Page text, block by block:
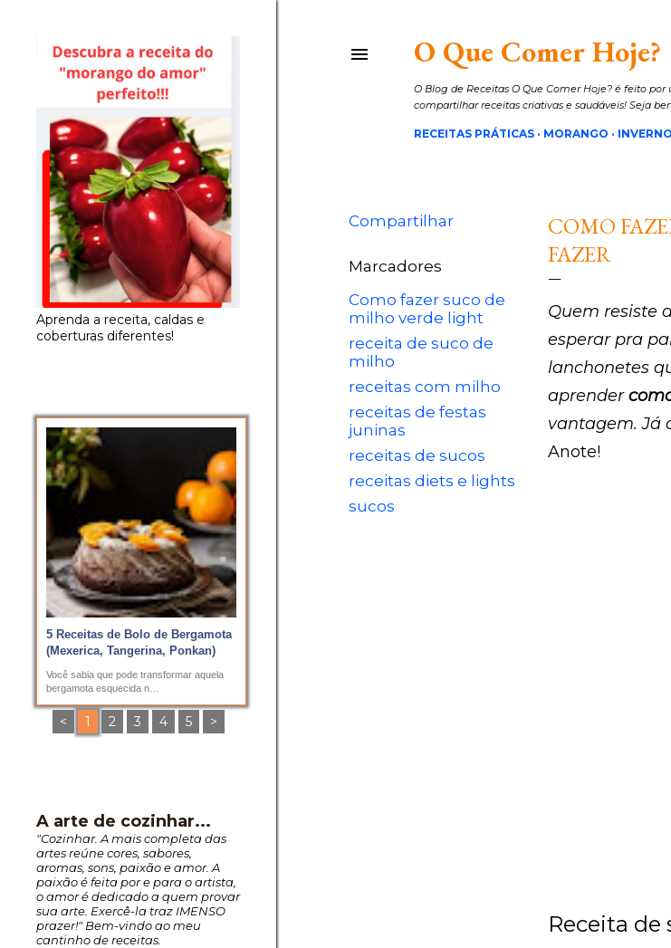
O Que Comer Hoje?
O Blog de Receitas O Que Comer Hoje? é feito
compartilhar receitas criativas e saudáveis! Seja
RECEITAS PRÁTICAS MORANGO INVERNO
Compartilhar
Marcadores
Como fazer suco de
milho verde light
receita de suco de
milho
receitas com milho
receitas de festas
juninas
receitas de sucos
receitas diets e lights
sucos
COMO
FAZER
Quem resiste
esperar pra
lanchonetes
aprender
vantagem. Já
Anote!
Receita
Aprenda a receita, caldas e
coberturas diferentes!
5 Receitas de Bolo de Bergamota
(Mexerica, Tangerina, Ponkan)
Você sabia que pode transformar aquela
bergamota esquecida n…
< 1 2 3 4 5 >
A arte de cozinhar...
"Cozinhar. A mais completa das
artes reúne cores, sabores,
aromas, sons, paixão e amor. A
paixão é feita por e para o artista,
o amor é dedicado a quem provar
sua arte. Exercê-la traz IMENSO
prazer!" Bem-vindo ao meu
cantinho de receitas.